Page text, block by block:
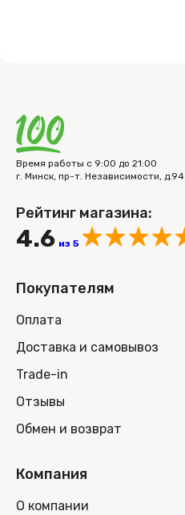
Время работы с 9:00 до 21:00
г. Минск, пр-т. Независимости, д.94
Рейтинг магазина:
4.6 из 5
Покупателям
Оплата
Доставка и самовывоз
Trade-in
Отзывы
Обмен и возврат
Компания
О компании